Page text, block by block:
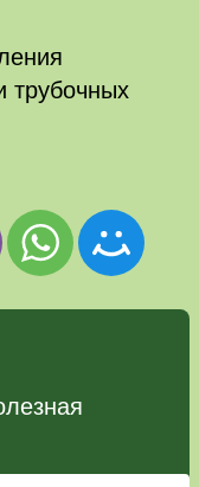
трубочных